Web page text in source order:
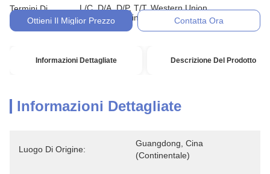
Termini Di
Pagamento:
L/C, D/A, D/P, T/T, Western Union,
MoneyGram, in denaro, impegno
Ottieni Il Miglior Prezzo Contatta Ora
Informazioni Dettagliate Descrizione Del Prodotto
Informazioni Dettagliate
Luogo Di Origine:
Guangdong, Cina
(continentale)